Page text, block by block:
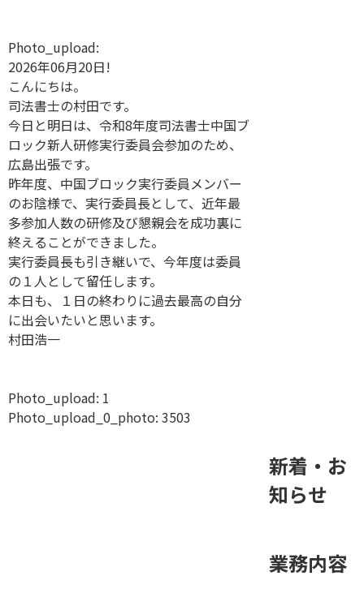
Photo_upload:
2026年06月20日!
こんにちは。
司法書士の村田です。
今日と明日は、令和8年度司法書士中国ブ
ロック新人研修実行委員会参加のため、
広島出張です。
昨年度、中国ブロック実行委員メンバー
のお陰様で、実行委員長として、近年最
多参加人数の研修及び懇親会を成功裏に
終えることができました。
実行委員長も引き継いで、今年度は委員
の１人として留任します。
本日も、１日の終わりに過去最高の自分
に出会いたいと思います。
村田浩一
Photo_upload: 1
Photo_upload_0_photo: 3503
新着・お
知らせ
業務内容